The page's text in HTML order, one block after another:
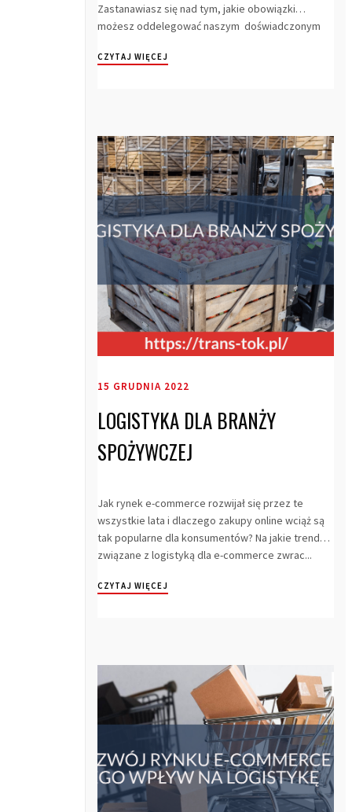
Zastanawiasz się nad tym, jakie obowiązki
możesz oddelegować naszym doświadczonym
CZYTAJ WIĘCEJ
15 GRUDNIA 2022
LOGISTYKA DLA BRANŻY
SPOŻYWCZEJ
Jak rynek e-commerce rozwijał się przez te
wszystkie lata i dlaczego zakupy online wciąż są
tak popularne dla konsumentów? Na jakie trendy
związane z logistyką dla e-commerce zwrac...
CZYTAJ WIĘCEJ